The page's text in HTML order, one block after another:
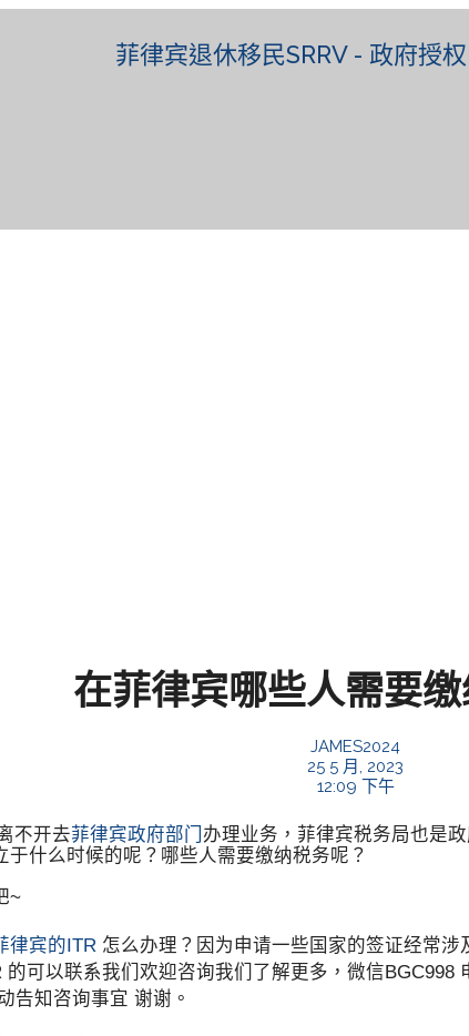
菲律宾退休移民SRRV - 政府授
在菲律宾哪些人需要
JAMES2024
25 5 月, 2023
12:09 下午
不开去菲律宾政府部门 办理业务，菲律宾税务局也是
于什么时候的呢？哪些人需要缴纳税务呢？
~
律宾的ITR 怎么办理？因为申请一些国家的签证经常涉
的可以联系我们欢迎咨询我们了解更多，微信
告知咨询事宜 谢谢。